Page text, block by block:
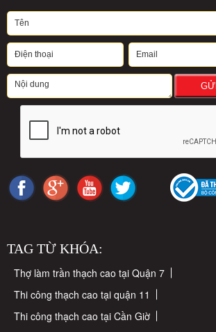
GỬI
TAG TỪ KHÓA:
Thợ làm trần thạch cao tại Quận 7
Thi công thạch cao tại quận 11
Thi công thạch cao tại Cần Giờ